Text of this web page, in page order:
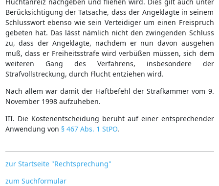
Berücksichtigung der Tatsache, dass der Angeklagte in seinem
Schlusswort ebenso wie sein Verteidiger um einen Freispruch
gebeten hat. Das lässt nämlich nicht den zwingenden Schluss
zu, dass der Angeklagte, nachdem er nun davon ausgehen
muß, dass er Freiheitsstrafe wird verbüßen müssen, sich dem
weiteren Gang des Verfahrens, insbesondere der
Strafvollstreckung, durch Flucht entziehen wird.
Nach allem war damit der Haftbefehl der Strafkammer vom 9.
November 1998 aufzuheben.
III. Die Kostenentscheidung beruht auf einer entsprechender
Anwendung von § 467 Abs. 1 StPO.
zur Startseite "Rechtsprechung"
zum Suchformular